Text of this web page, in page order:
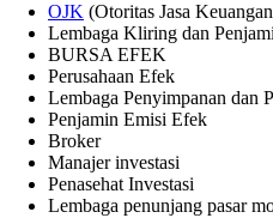
OJK (Otoritas Jasa
Lembaga Kliring dan
BURSA EFEK
Perusahaan Efek
Lembaga Penyimpanan dan
Penjamin Emisi Efek
Broker
Manajer investasi
Penasehat Investasi
Lembaga penunjang pasar